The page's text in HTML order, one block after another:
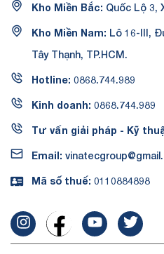
Kho Miền Bắc: Quốc Lộ 3,
Kho Miền Nam: Lô 16-III,
Tây Thạnh, TP.HCM.
Hotline: 0868.744.989
Kinh doanh: 0868.744.989
Tư vấn giải pháp - Kỹ
Email:
Mã số thuế: 0110884898